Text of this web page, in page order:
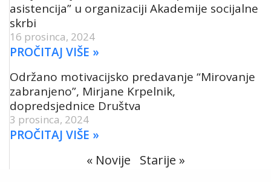
asistencija” u organizaciji Akademije socijalne
skrbi
16 prosinca, 2024
PROČITAJ VIŠE »
Održano motivacijsko predavanje “Mirovanje
zabranjeno”, Mirjane Krpelnik,
dopredsjednice Društva
3 prosinca, 2024
PROČITAJ VIŠE »
« Novije Starije »